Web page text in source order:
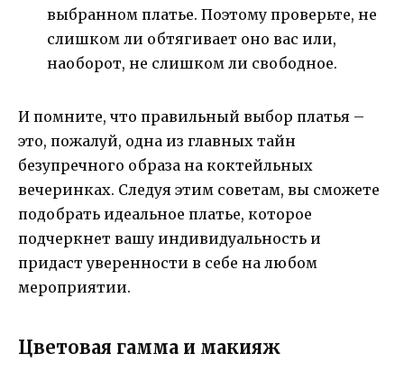
выбранном платье. Поэтому проверьте, не
слишком ли обтягивает оно вас или,
наоборот, не слишком ли свободное.
И помните, что правильный выбор платья –
это, пожалуй, одна из главных тайн
безупречного образа на коктейльных
вечеринках. Следуя этим советам, вы сможете
подобрать идеальное платье, которое
подчеркнет вашу индивидуальность и
придаст уверенности в себе на любом
мероприятии.
Цветовая гамма и макияж